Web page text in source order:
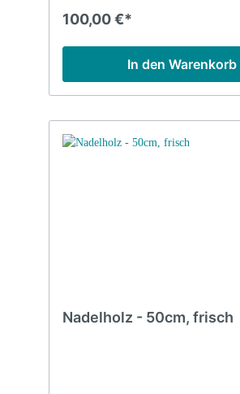
100,00 €*
In den Warenkorb
Nadelholz - 50cm, frisch